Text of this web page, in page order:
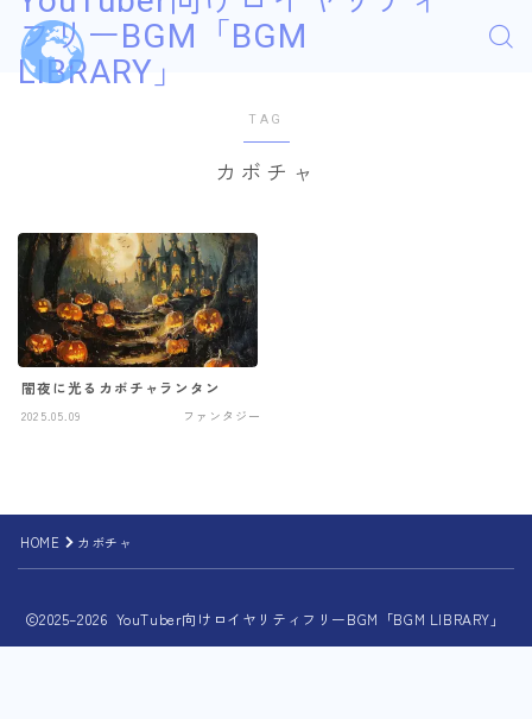
フリーBGM「BGM
LIBRARY」
TAG
カボチャ
闇夜に光るカボチャランタン
2025.05.09 ファンタジー
HOME カボチャ
2025–2026 YouTuber向けロイヤリティフリーBGM「BGM LIBRARY」